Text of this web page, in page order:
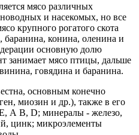
мясо различных
и насекомых, но все
крупного рогатого скота
баранина, конина, оленина и
основную долю
занимает мясо птицы, дальше
говядина и баранина.
основным конечно
миозин и др.), также в его
А В, D; минералы - железо,
цинк; микроэлементы